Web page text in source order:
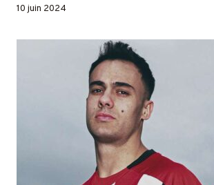
10 juin 2024